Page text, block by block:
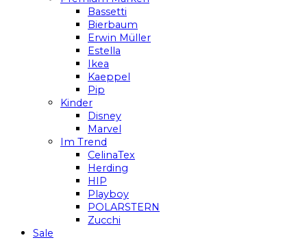
Bassetti
Bierbaum
Erwin Müller
Estella
Ikea
Kaeppel
Pip
Kinder
Disney
Marvel
Im Trend
CelinaTex
Herding
HIP
Playboy
POLARSTERN
Zucchi
Sale